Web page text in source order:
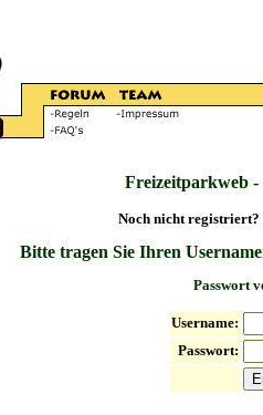
Freizeitparkweb
Noch nicht registriert?
Bitte tragen Sie Ihren
Passwort
Username:
Passwort: